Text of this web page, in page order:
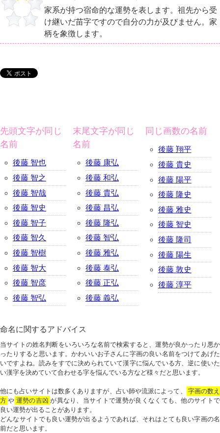
家系が持つ宿命的な運勢を表します。祖先から受
け継いだ苗字ですので自分の力が及びません。家
柄を象徴します。
先頭文字が同じ
名前
後藤 智也
後藤 智之
後藤 智哉
後藤 智史
後藤 智子
後藤 智久
後藤 智樹
後藤 智大
後藤 智彦
後藤 智弘
末尾文字が同じ
名前
後藤 康弘
後藤 和弘
後藤 貴弘
後藤 昌弘
後藤 隆弘
後藤 智弘
後藤 雅弘
後藤 泰弘
後藤 正弘
後藤 義弘
同じ画数の名前
後藤 翔平
後藤 貴史
後藤 陽平
後藤 隆史
後藤 雅史
後藤 智史
後藤 隆司
後藤 陽生
後藤 敦史
後藤 淳平
命名に関するアドバイス
当サイトの姓名判断をいろいろな名前で検索すると、運勢が良かったり悪か
ったりすると思います。かわいいお子さんに字画の良い名前をつけてあげた
いですよね。読みをすでに決められていて漢字に悩んでいる方、逆に使いた
い漢字を決めていて合わせる字を悩んでいる方など様々だと思います。
他にも占いサイトは数多くありますが、占い師や流派によって、
字画の数え
方 や 運勢の吉凶 が異なり、当サイトで運勢が良くなくても、他のサイトで
良い運勢が出ることがあります。
どんなサイトでも良い運勢が出るようであれば、それはとても良い字画の名
前だと思います。